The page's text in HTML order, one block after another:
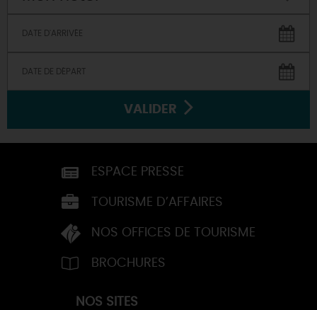
VALIDER
ESPACE PRESSE
TOURISME D’AFFAIRES
NOS OFFICES DE TOURISME
BROCHURES
NOS SITES